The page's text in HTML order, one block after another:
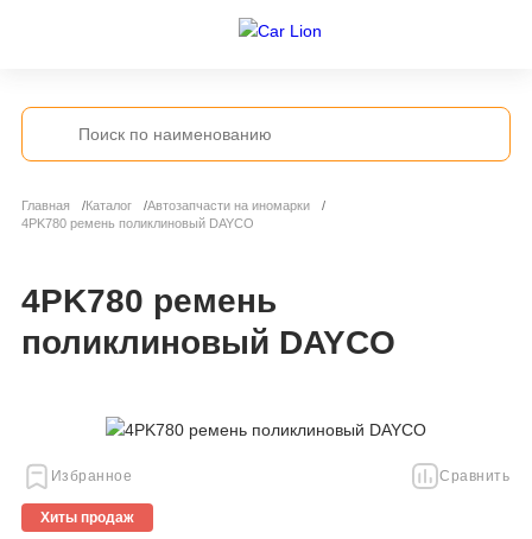
Главная Каталог
Автозапчасти на иномарки
4PK780 ремень поликлиновый DAYCO
4PK780 ремень
поликлиновый DAYCO
Избранное Сравнить
Хиты продаж